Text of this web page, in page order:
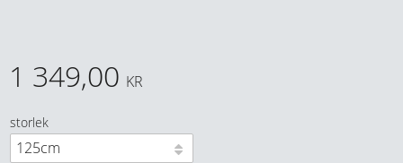
1 349,00 KR
storlek